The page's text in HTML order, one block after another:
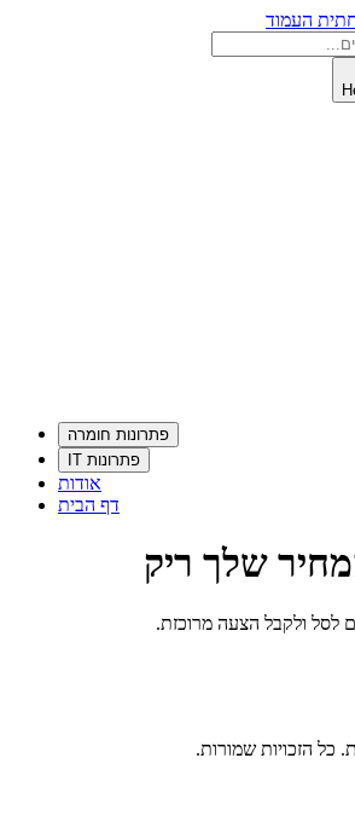
העמוד
פתרונות חומרה
פתרונות IT
אודות
דף הבית
שלך ריק
לסל ולקבל הצעה מרוכזת.